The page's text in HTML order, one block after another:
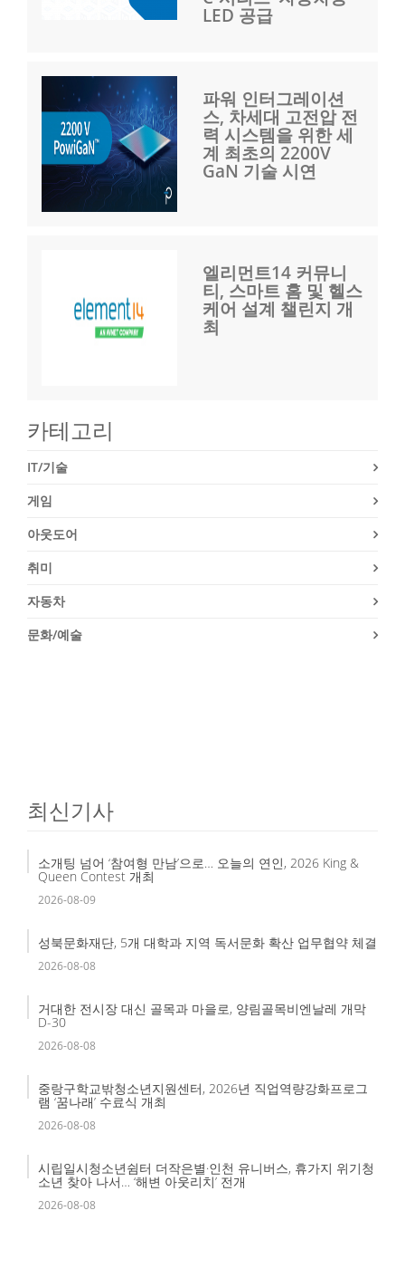
LED 공급
파워 인터그레이션
스, 차세대 고전압 전
력 시스템을 위한 세
계 최초의 2200V
GaN 기술 시연
엘리먼트14 커뮤니
티, 스마트 홈 및 헬스
케어 설계 챌린지 개
최
카테고리
IT/기술
게임
아웃도어
취미
자동차
문화/예술
최신기사
소개팅 넘어 ‘참여형 만남’으로… 오늘의 연인, 2026 King &
Queen Contest 개최
2026-08-09
성북문화재단, 5개 대학과 지역 독서문화 확산 업무협약 체결
2026-08-08
거대한 전시장 대신 골목과 마을로, 양림골목비엔날레 개막
D-30
2026-08-08
중랑구학교밖청소년지원센터, 2026년 직업역량강화프로그
램 ‘꿈나래’ 수료식 개최
2026-08-08
시립일시청소년쉼터 더작은별·인천 유니버스, 휴가지 위기청
소년 찾아 나서… ‘해변 아웃리치’ 전개
2026-08-08